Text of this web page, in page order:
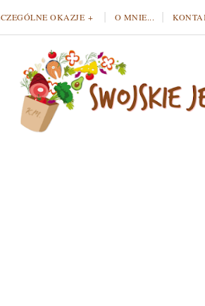
OKAZJE O MNIE...